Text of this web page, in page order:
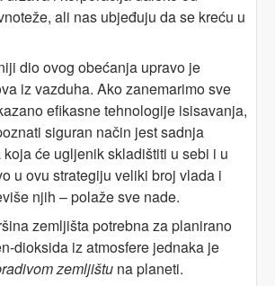
ali nas ubjeđuju da se kreću u
dio ovog obećanja upravo je
iz vazduha. Ako zanemarimo sve
efikasne tehnologije isisavanja,
siguran način jest sadnja
će ugljenik skladištiti u sebi i u
u ovu strategiju veliki broj vlada i
njih – polaže sve nade.
zemljišta potrebna za planirano
dioksida iz atmosfere jednaka je
zemljištu na planeti.